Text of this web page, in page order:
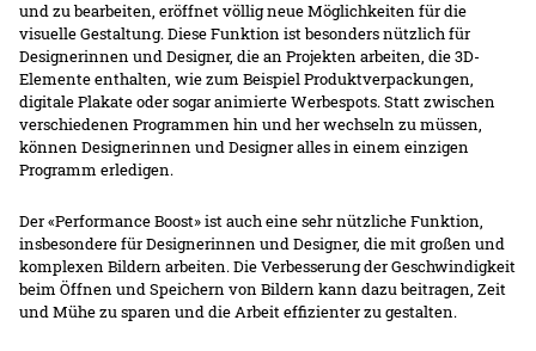
und zu bearbeiten, eröffnet völlig neue Möglichkeiten für die
visuelle Gestaltung. Diese Funktion ist besonders nützlich für
Designerinnen und Designer, die an Projekten arbeiten, die 3D-
Elemente enthalten, wie zum Beispiel Produktverpackungen,
digitale Plakate oder sogar animierte Werbespots. Statt zwischen
verschiedenen Programmen hin und her wechseln zu müssen,
können Designerinnen und Designer alles in einem einzigen
Programm erledigen.
Der «Performance Boost» ist auch eine sehr nützliche Funktion,
insbesondere für Designerinnen und Designer, die mit großen und
komplexen Bildern arbeiten. Die Verbesserung der Geschwindigkeit
beim Öffnen und Speichern von Bildern kann dazu beitragen, Zeit
und Mühe zu sparen und die Arbeit effizienter zu gestalten.